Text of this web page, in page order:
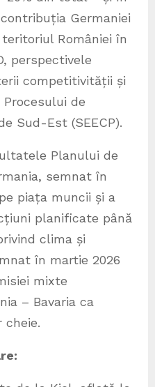
Germaniei
României în
perspectivele
competitivității și
Procesului de
Sud-Est (SEECP).
Planului de
semnat în
piața muncii și a
planificate până
clima și
în martie 2026
mixte
– Bavaria ca
cheie.